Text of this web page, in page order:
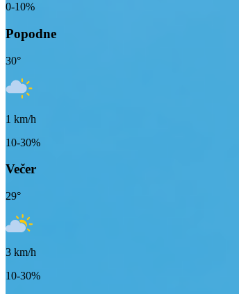
0-10%
Popodne
30°
1 km/h
10-30%
Večer
29°
3 km/h
10-30%